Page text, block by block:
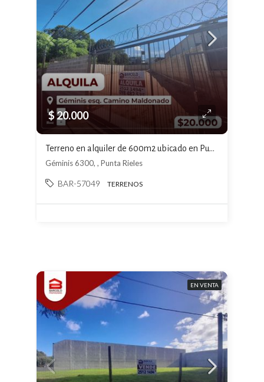
$ 20.000
Terreno en alquiler de 600m2 ubicado en Punta Rieles
Géminis 6300, , Punta Rieles
BAR-57049 TERRENOS
EN VENTA